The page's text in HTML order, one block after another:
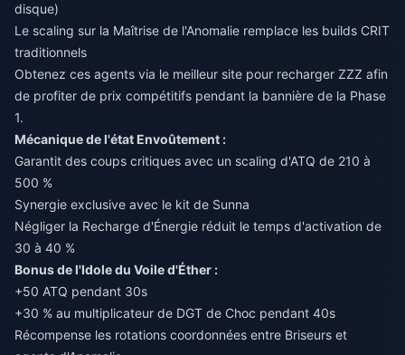
disque)
Le scaling sur la Maîtrise de l'Anomalie remplace les builds CRIT
traditionnels
Obtenez ces agents via le meilleur site pour recharger ZZZ afin
de profiter de prix compétitifs pendant la bannière de la Phase
1.
Mécanique de l'état Envoûtement :
Garantit des coups critiques avec un scaling d'ATQ de 210 à
500 %
Synergie exclusive avec le kit de Sunna
Négliger la Recharge d'Énergie réduit le temps d'activation de
30 à 40 %
Bonus de l'Idole du Voile d'Éther :
+50 ATQ pendant 30s
+30 % au multiplicateur de DGT de Choc pendant 40s
Récompense les rotations coordonnées entre Briseurs et